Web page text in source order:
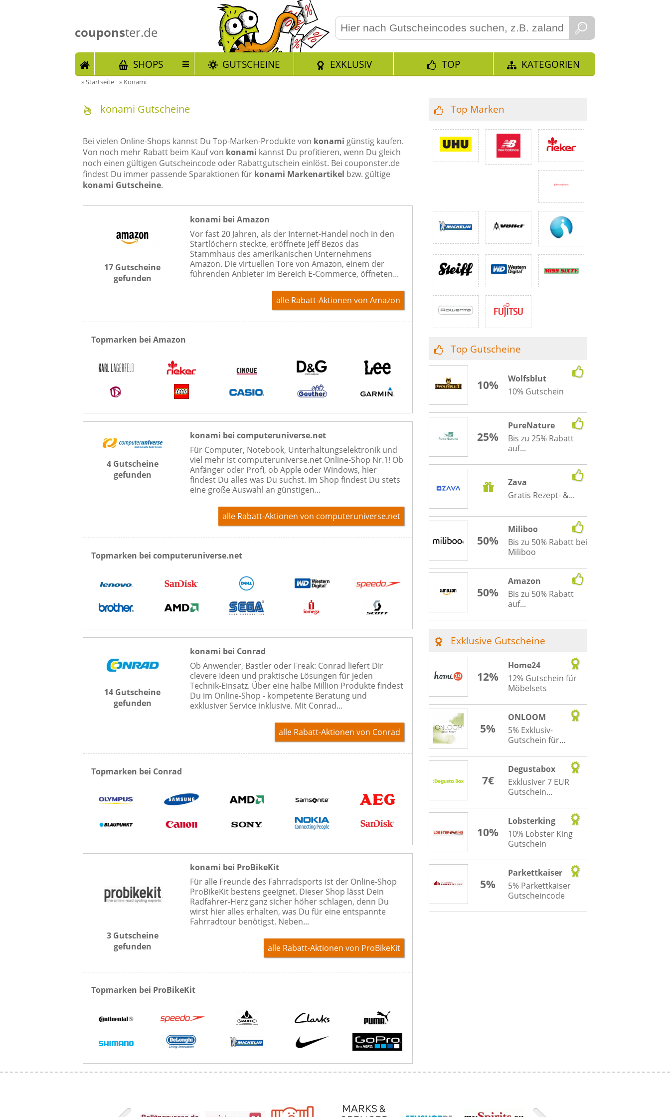
couponster.de
START SHOPS GUTSCHEINE EXKLUSIV TOP KATEGORIEN
»Startseite » Konami
konami Gutscheine
Bei vielen Online-Shops kannst Du Top-Marken-Produkte von konami günstig kaufen.
Von noch mehr Rabatt beim Kauf von konami kannst Du profitieren, wenn Du gleich
noch einen gültigen Gutscheincode oder Rabattgutschein einlöst. Bei couponster.de
findest Du immer passende Sparaktionen für konami Markenartikel bzw. gültige
konami Gutscheine.
17 Gutscheine
gefunden
konami bei Amazon
Vor fast 20 Jahren, als der Internet-Handel noch in den
Startlöchern steckte, eröffnete Jeff Bezos das
Stammhaus des amerikanischen Unternehmens
Amazon. Die virtuellen Tore von Amazon, einem der
führenden Anbieter im Bereich E-Commerce, öffneten...
alle Rabatt-Aktionen von Amazon
Topmarken bei Amazon
4 Gutscheine
gefunden
konami bei computeruniverse.net
Für Computer, Notebook, Unterhaltungselektronik und
viel mehr ist computeruniverse.net Online-Shop Nr.1! Ob
Anfänger oder Profi, ob Apple oder Windows, hier
findest Du alles was Du suchst. Im Shop findest Du stets
eine große Auswahl an günstigen...
alle Rabatt-Aktionen von computeruniverse.net
Topmarken bei computeruniverse.net
14 Gutscheine
gefunden
konami bei Conrad
Ob Anwender, Bastler oder Freak: Conrad liefert Dir
clevere Ideen und praktische Lösungen für jeden
Technik-Einsatz. Über eine halbe Million Produkte findest
Du im Online-Shop - kompetente Beratung und
exklusiver Service inklusive. Mit Conrad...
alle Rabatt-Aktionen von Conrad
Topmarken bei Conrad
3 Gutscheine
gefunden
konami bei ProBikeKit
Für alle Freunde des Fahrradsports ist der Online-Shop
ProBikeKit bestens geeignet. Dieser Shop lässt Dein
Radfahrer-Herz ganz sicher höher schlagen, denn Du
wirst hier alles erhalten, was Du für eine entspannte
Fahrradtour benötigst. Neben...
alle Rabatt-Aktionen von ProBikeKit
Topmarken bei ProBikeKit
Top Marken
Top Gutscheine
10%
Wolfsblut
10% Gutschein
25%
PureNature
Bis zu 25% Rabatt
auf...
Zava
Gratis Rezept- &...
50%
Miliboo
Bis zu 50% Rabatt bei
Miliboo
50%
Amazon
Bis zu 50% Rabatt
auf...
Exklusive Gutscheine
12%
Home24
12% Gutschein für
Möbelsets
5%
ONLOOM
5% Exklusiv-
Gutschein für...
7€
Degustabox
Exklusiver 7 EUR
Gutschein...
10%
Lobsterking
10% Lobster King
Gutschein
5%
Parkettkaiser
5% Parkettkaiser
Gutscheincode